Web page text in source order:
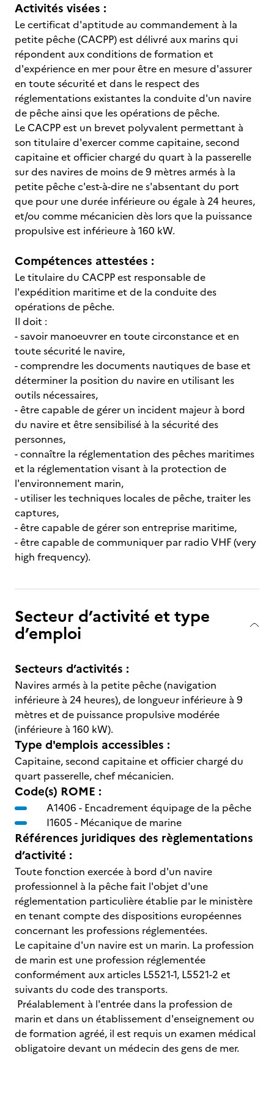
Activités visées :
Le certificat d'aptitude au commandement à la
petite pêche (CACPP) est délivré aux marins qui
répondent aux conditions de formation et
d'expérience en mer pour être en mesure d'assurer
en toute sécurité et dans le respect des
réglementations existantes la conduite d'un navire
de pêche ainsi que les opérations de pêche.
Le CACPP est un brevet polyvalent permettant à
son titulaire d'exercer comme capitaine, second
capitaine et officier chargé du quart à la passerelle
sur des navires de moins de 9 mètres armés à la
petite pêche c'est-à-dire ne s'absentant du port
que pour une durée inférieure ou égale à 24 heures,
et/ou comme mécanicien dès lors que la puissance
propulsive est inférieure à 160 kW.
Compétences attestées :
Le titulaire du CACPP est responsable de
l'expédition maritime et de la conduite des
opérations de pêche.
Il doit :
- savoir manoeuvrer en toute circonstance et en
toute sécurité le navire,
- comprendre les documents nautiques de base et
déterminer la position du navire en utilisant les
outils nécessaires,
- être capable de gérer un incident majeur à bord
du navire et être sensibilisé à la sécurité des
personnes,
- connaître la réglementation des pêches maritimes
et la réglementation visant à la protection de
l'environnement marin,
- utiliser les techniques locales de pêche, traiter les
captures,
- être capable de gérer son entreprise maritime,
- être capable de communiquer par radio VHF (very
high frequency).
Secteur d’activité et type
d’emploi
Secteurs d’activités :
Navires armés à la petite pêche (navigation
inférieure à 24 heures), de longueur inférieure à 9
mètres et de puissance propulsive modérée
(inférieure à 160 kW).
Type d'emplois accessibles :
Capitaine, second capitaine et officier chargé du
quart passerelle, chef mécanicien.
Code(s) ROME :
A1406 - Encadrement équipage de la pêche
I1605 - Mécanique de marine
Références juridiques des règlementations
d’activité :
Toute fonction exercée à bord d'un navire
professionnel à la pêche fait l'objet d'une
réglementation particulière établie par le ministère
en tenant compte des dispositions européennes
concernant les professions réglementées.
Le capitaine d'un navire est un marin. La profession
de marin est une profession réglementée
conformément aux articles L5521-1, L5521-2 et
suivants du code des transports.
Préalablement à l'entrée dans la profession de
marin et dans un établissement d'enseignement ou
de formation agréé, il est requis un examen médical
obligatoire devant un médecin des gens de mer.